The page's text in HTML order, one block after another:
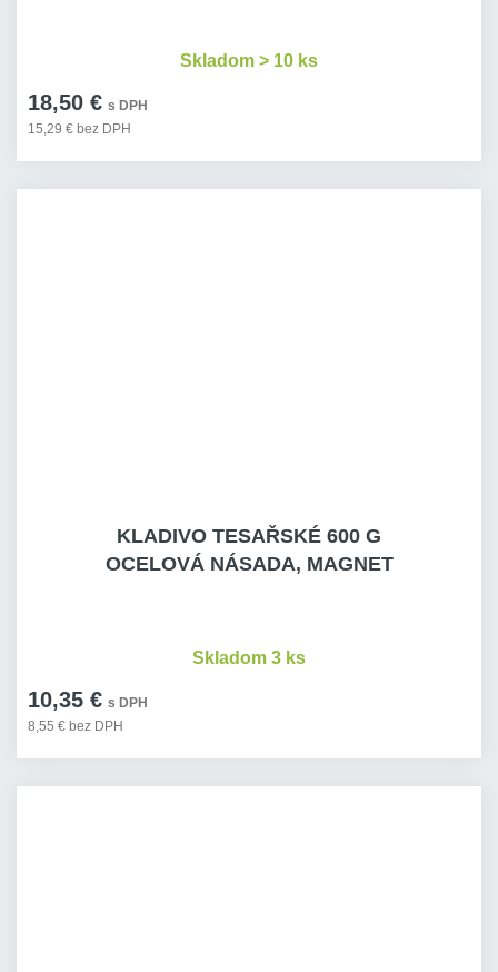
18,50 € s DPH
15,29 € bez DPH
Skladom > 10 ks
KLADIVO TESAŘSKÉ 600 G
OCELOVÁ NÁSADA, MAGNET
10,35 € s DPH
8,55 € bez DPH
Skladom 3 ks